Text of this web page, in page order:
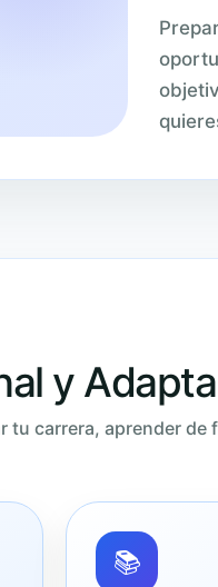
y
tu carrera, aprender
📚